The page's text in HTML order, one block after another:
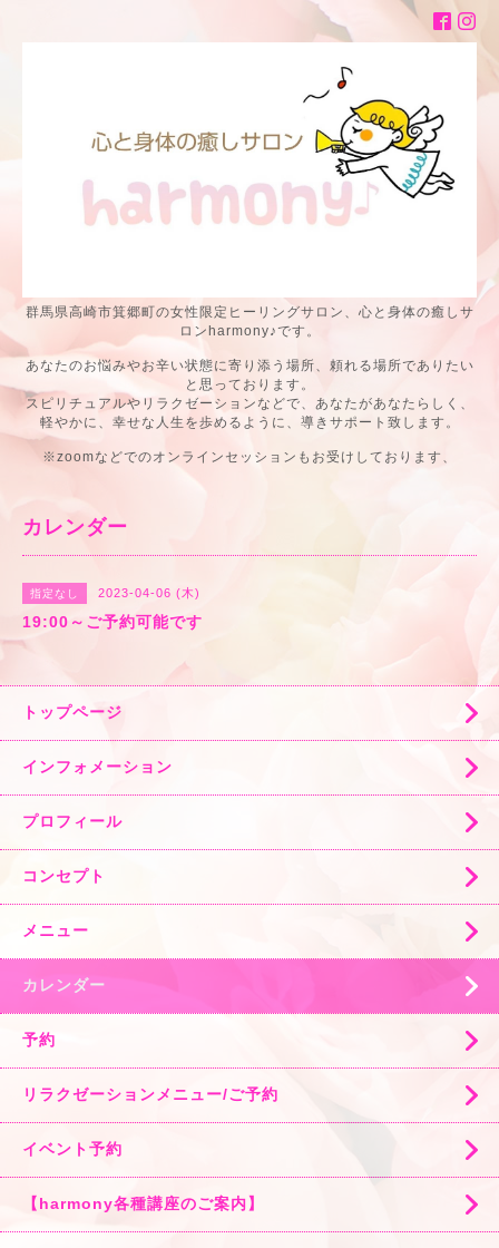
群馬県高崎市箕郷町の女性限定ヒーリングサロン、心と身体の癒しサ
ロンharmony♪です。
あなたのお悩みやお辛い状態に寄り添う場所、頼れる場所でありたい
と思っております。
スピリチュアルやリラクゼーションなどで、あなたがあなたらしく、
軽やかに、幸せな人生を歩めるように、導きサポート致します。
※zoomなどでのオンラインセッションもお受けしております、
カレンダー
指定なし 2023-04-06 (木)
19:00～ご予約可能です
トップページ
インフォメーション
プロフィール
コンセプト
メニュー
カレンダー
予約
リラクゼーションメニュー/ご予約
イベント予約
【harmony各種講座のご案内】